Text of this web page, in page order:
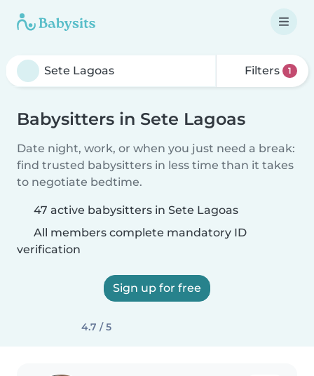
Filters 1
Babysitters in Sete Lagoas
Date night, work, or when you just need a break:
find trusted babysitters in less time than it takes
to negotiate bedtime.
47 active babysitters in Sete Lagoas
All members complete mandatory ID
verification
Sign up for free
4.7 / 5